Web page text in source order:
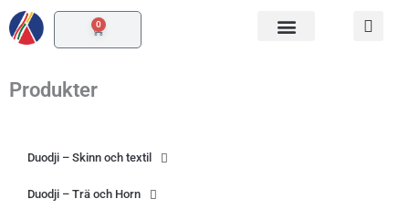
Hoppa
till
0
Varukorg
Produkter
Duodji – Skinn och textil
Duodji – Trä och Horn